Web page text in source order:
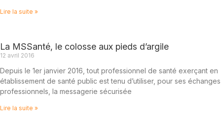
Lire la suite »
La MSSanté, le colosse aux pieds d’argile
12 avril 2016
Depuis le 1er janvier 2016, tout professionnel de santé exerçant en
établissement de santé public est tenu d’utiliser, pour ses échanges
professionnels, la messagerie sécurisée
Lire la suite »